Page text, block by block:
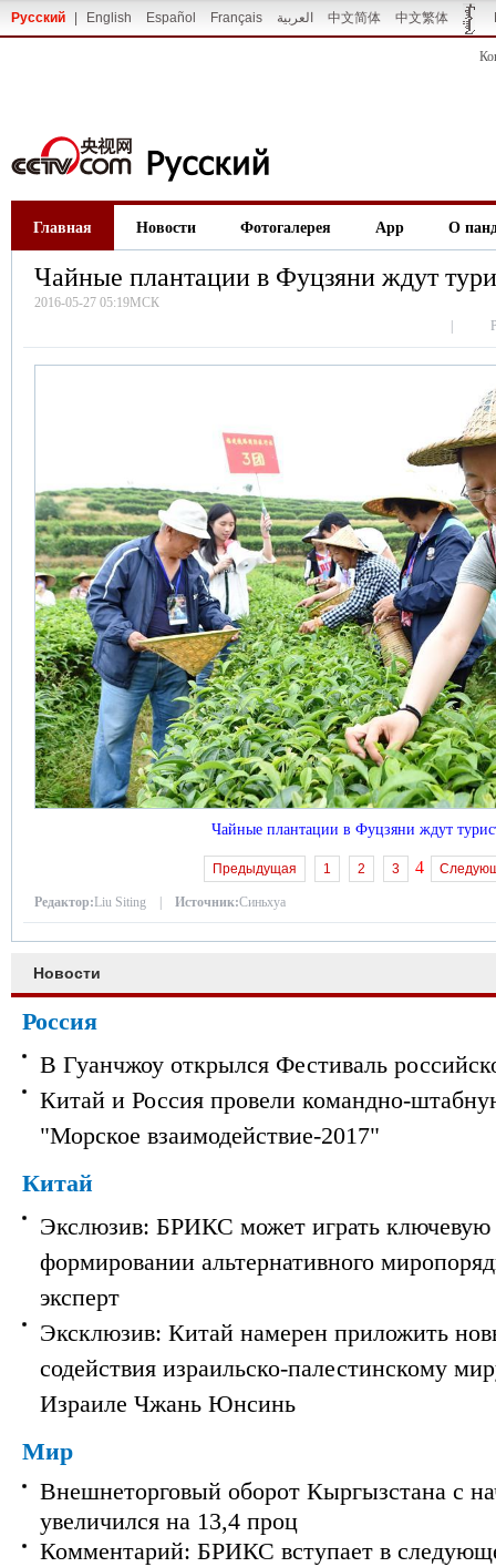
Русский English Español Français العربية 中文简体 中文繁体
Главная Новости Фотогалерея App О
Чайные плантации в Фуцзяни ждут
2016-05-27 05:19МСК
Чайные плантации в Фуцзяни ждут
Предыдущая 1 2 3 4
Редактор:Liu Siting | Источник:Синьхуа
Новости
Россия
В Гуанчжоу открылся Фестиваль
Китай и Россия провели командно-
"Морское взаимодействие-2017"
Китай
Экслюзив: БРИКС может играть ключевую
формировании альтернативного
эксперт
Эксклюзив: Китай намерен приложить
содействия израильско-палестинскому
Израиле Чжань Юнсинь
Мир
Внешнеторговый оборот Кыргызстана с
увеличился на 13,4 проц
Комментарий: БРИКС вступает в